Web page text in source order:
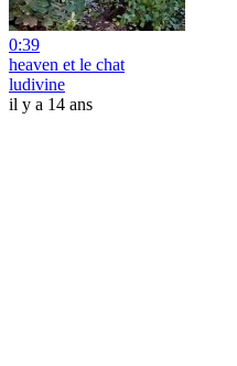
0:39
heaven et le chat
ludivine
il y a 14 ans